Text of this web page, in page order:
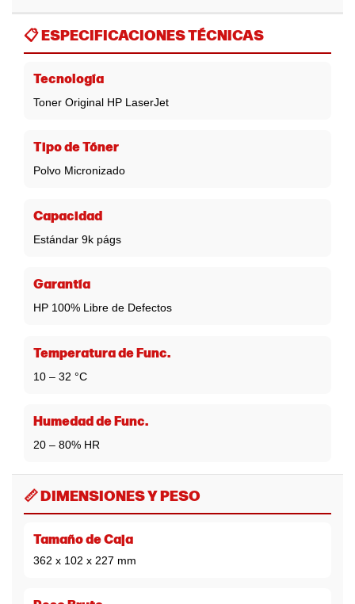
📋 ESPECIFICACIONES TÉCNICAS
Tecnología
Toner Original HP LaserJet
Tipo de Tóner
Polvo Micronizado
Capacidad
Estándar 9k págs
Garantía
HP 100% Libre de Defectos
Temperatura de Func.
10 – 32 °C
Humedad de Func.
20 – 80% HR
📏 DIMENSIONES Y PESO
Tamaño de Caja
362 x 102 x 227 mm